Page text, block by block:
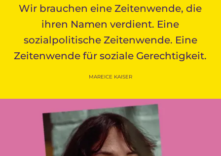
Wir brauchen eine Zeitenwende, die
ihren Namen verdient. Eine
sozialpolitische Zeitenwende. Eine
Zeitenwende für soziale Gerechtigkeit.
MAREICE KAISER